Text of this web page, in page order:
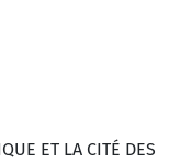
ET LA CITÉ DES